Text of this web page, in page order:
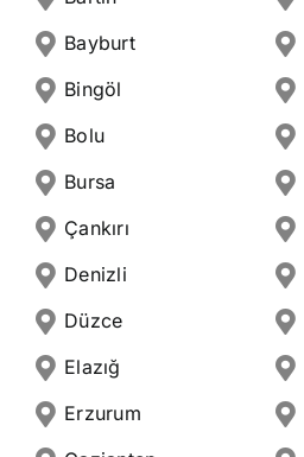
Bayburt
Bingöl
Bolu
Bursa
Çankırı
Denizli
Düzce
Elazığ
Erzurum